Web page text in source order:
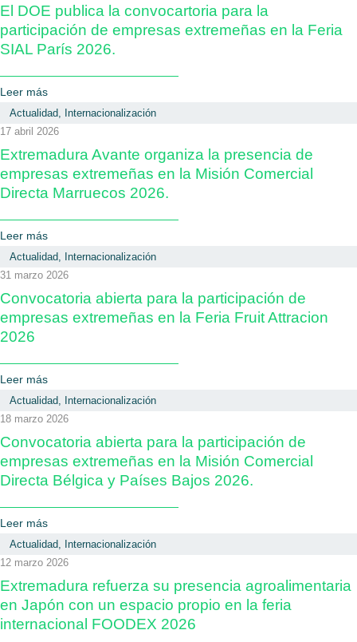
El DOE publica la convocartoria para la
participación de empresas extremeñas en la Feria
SIAL París 2026.
Leer más
Actualidad, Internacionalización
17 abril 2026
Extremadura Avante organiza la presencia de
empresas extremeñas en la Misión Comercial
Directa Marruecos 2026.
Leer más
Actualidad, Internacionalización
31 marzo 2026
Convocatoria abierta para la participación de
empresas extremeñas en la Feria Fruit Attracion
2026
Leer más
Actualidad, Internacionalización
18 marzo 2026
Convocatoria abierta para la participación de
empresas extremeñas en la Misión Comercial
Directa Bélgica y Países Bajos 2026.
Leer más
Actualidad, Internacionalización
12 marzo 2026
Extremadura refuerza su presencia agroalimentaria
en Japón con un espacio propio en la feria
internacional FOODEX 2026